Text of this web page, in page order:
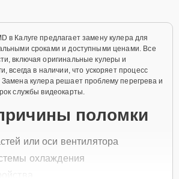
в Калуге предлагает замену кулера для
сроками и доступными ценами. Все
включая оригинальные кулеры и
всегда в наличии, что ускоряет процесс
кулера решает проблему перегрева и
службы видеокарты.
поломки
или оси вентилятора
охлаждения